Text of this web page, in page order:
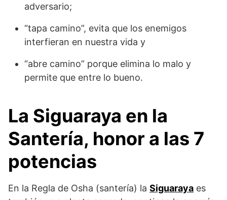
adversario;
“tapa camino”, evita que los enemigos
interfieran en nuestra vida y
“abre camino” porque elimina lo malo y
permite que entre lo bueno.
La Siguaraya en la
Santería, honor a las 7
potencias
En la Regla de Osha (santería) la Siguaraya es